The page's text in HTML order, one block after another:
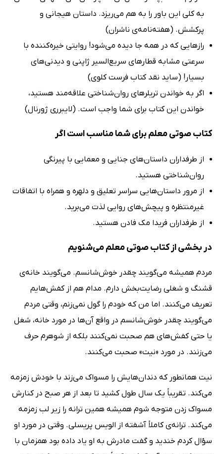
به کلی این باور را به هم می‌ریزد. داستان هیجانی و
پرکشش. (هفته‌نامه‌‌ی ناشران)
رازهایی که در همه جا دیده می‌شود! روایتی خیره‌کننده با
سرعتی مشابه قطارهای سریع‌السیر ژاپنی و دیدنی‌های
بسیار! (ساید نقد کتاب فرست کلوی)
اگر به خواندن تریلرهای روان‌شناختی علاقه‌مند هستید،
خواندن این کتاب برای شما واجب است. (لایبرری ژورنال)
کتاب صوتی معلم برای شما مناسب است اگر
از طرفداران داستان‌های جنایی و معمایی با پیرنگی
روان‌شناختی هستید.
از مرور داستان‌هایی سراسر تعلیق و دلهره و همراه با اتفاقات
غیرمنتظره و پیچش‌های روایی لذت می‌برید.
از طرفداران فریدا مک فادن هستید.
در بخشی از کتاب صوتی معلم می‌شنویم
مردم همیشه می‌گویند چقدر خوش‌شانسم. می‌گویند خانه‌ی
قشنگ و شغلی رضایت‌بخش دارم. مدام هم از کفش‌هایم
تعریف می‌کنند. اما من که خودم را گول نمی‌زنم، وقتی مردم
می‌گویند چقدر خوش‌‌شانسم در واقع آن‌ها در مورد خانه، شغل
یا حتی کفش‌های هم صحبت نمی‌کنند بلکه از شوهرم حرف
می‌زنند. در مورد «نیت» صحبت می‌کنند.
نیت همانطور که دندان‌هایش را مسواک می‌زند با خودش زمزمه
می‌کند. تقریباً یک سال طول کشید تا بعد از هر صبح در کنارش
مسواک زدن متوجه شوم همیشه همین ترانه را زیر لب زمزمه
می‌کند. ترانه‌ی کاملاً آشفته از الویس پریسلی. وقتی در مورد او
سؤال کردم خندید و گفت مادرش به او یاد داده بود همزمان با